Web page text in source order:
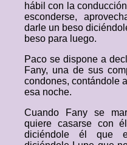
hábil con la
esconderse,
darle un beso
beso para luego.
Paco se dispone a
Fany, una de sus
condones, contándole
esa noche.
Cuando Fany se
quiere casarse con
diciéndole él que